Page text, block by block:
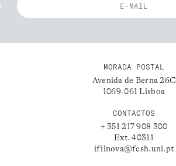
MORADA POSTAL
Avenida de Berna 26C
1069-061 Lisboa
CONTACTOS
+ 351 217 908 300
Ext. 40311
ifilnova@fcsh.unl.pt